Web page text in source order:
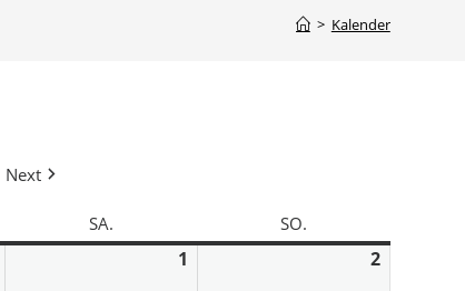
> Kalender
Next
SA. SO.
1 2